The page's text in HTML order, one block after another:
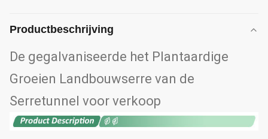
Productbeschrijving
De gegalvaniseerde het Plantaardige
Groeien Landbouwserre van de
Serretunnel voor verkoop